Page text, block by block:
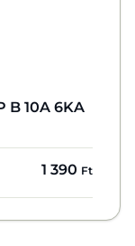
B 10A 6KA
1 390 Ft